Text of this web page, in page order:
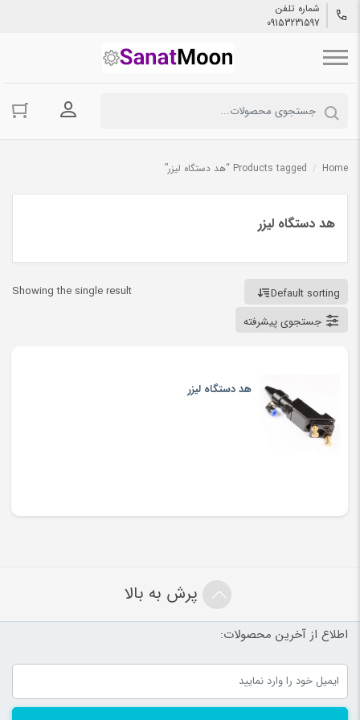
شماره تلفن
09153231597
ورود به
Home
/ Products tagged “هد دستگاه لیزر”
هد دستگاه لیزر
Showing the single result
Default sorting
جستجوی پیشرفته
هد دستگاه لیزر
پرش به بالا
اطلاع از آخرین محصولات: